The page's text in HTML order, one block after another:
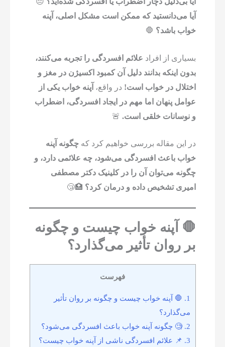
آیا می‌دانستید که ممکن است مشکل اصلی، آپنه
خواب باشد؟ 🛑
بسیاری از افراد علائم افسردگی را تجربه می‌کنند،
بدون اینکه بدانند دلیل آن کمبود اکسیژن در مغز و
اختلال در خواب است! در واقع، آپنه خواب یکی از
عوامل پنهان اما مهم در ایجاد افسردگی، اضطراب
و نوسانات خلقی است. 🚨
در این مقاله بررسی خواهیم کرد کهچگونه آپنه
خواب باعث افسردگی می‌شود، چه علائمی دارد، و
چگونه می‌توان آن را در کلینیک دکتر مصطفی
امیری تشخیص داده و درمان کرد؟ 🏥😴
🛑 آپنه خواب چیست و چگونه
بر روان تأثیر می‌گذارد؟
فهرست
1. 🛑 آپنه خواب چیست و چگونه بر روان تأثیر
می‌گذارد؟
2. 🧐 چگونه آپنه خواب باعث افسردگی می‌شود؟
3. 📌 علائم افسردگی ناشی از آپنه خواب چیست؟